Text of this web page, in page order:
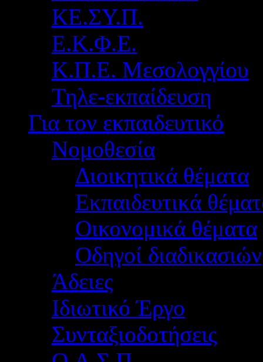
ΚΕ.ΣΥ.Π.
Ε.Κ.Φ.Ε.
Κ.Π.Ε. Μεσολογγίου
Τηλε-εκπαίδευση
Για τον εκπαιδευτικό
Νομοθεσία
Διοικητικά θέματα
Εκπαιδευτικά
Οικονομικά θέματα
Οδηγοί διαδικασιών
Άδειες
Ιδιωτικό Έργο
Συνταξιοδοτήσεις